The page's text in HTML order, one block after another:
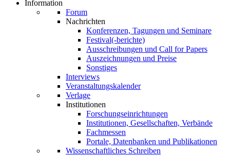
Information
Forum
Nachrichten
Konferenzen, Tagungen und Seminare
Festival(-berichte)
Ausschreibungen und Call for Papers
Auszeichnungen und Preise
Sonstiges
Interviews
Veranstaltungskalender
Verlage
Institutionen
Forschungseinrichtungen
Institutionen, Gesellschaften, Verbände
Fachmessen
Portale, Datenbanken und Publikationen
Wissenschaftliches Schreiben